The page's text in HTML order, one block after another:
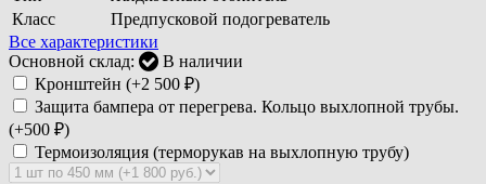
Класс
Предпусковой подогреватель
Все характеристики
Основной склад:
В наличии
Кронштейн (+2 500 ₽)
Защита бампера от перегрева. Кольцо выхлопной трубы.
(+500 ₽)
Термоизоляция (терморукав на выхлопную трубу)